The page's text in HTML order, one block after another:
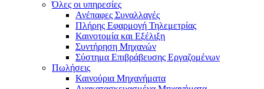
Όλες οι υπηρεσίες
Ανέπαφες Συναλλαγές
Πλήρης Εφαρμογή Τηλεμετρίας
Καινοτομία και Εξέλιξη
Συντήρηση Μηχανών
Σύστημα Επιβράβευσης Εργαζομένων
Πωλήσεις
Καινούρια Μηχανήματα